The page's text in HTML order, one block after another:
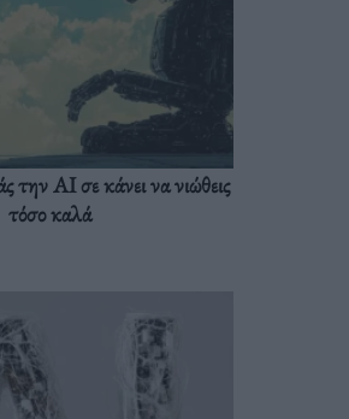
την AI σε κάνει να νιώθεις
τόσο καλά